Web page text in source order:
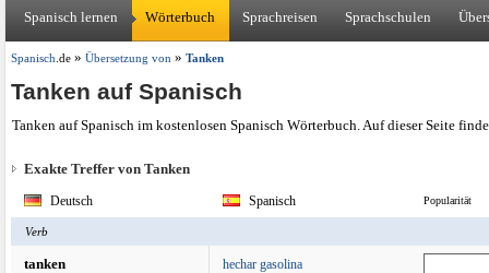
Spanisch lernen Wörterbuch Sprachreisen Sprachschulen
Spanisch .de» Übersetzung von» Tanken
Tanken auf Spanisch
Tanken auf Spanisch im kostenlosen Spanisch Wörterbuch. Auf dieser Seite
Exakte Treffer von Tanken
Deutsch Spanisch Popularität
Verb
tanken hechar gasolina